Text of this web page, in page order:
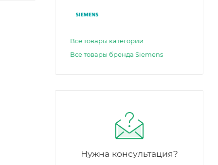
Все товары категории
Все товары бренда Siemens
Нужна консультация?